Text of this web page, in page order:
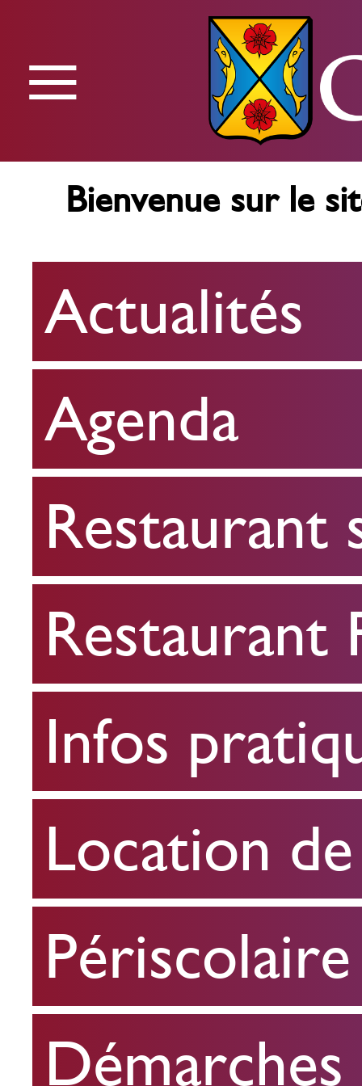
Menu
Actualités
Agenda
Restaurant
scolaire
Restaurant
FPA
Infos
pratiques
Location
de
salle
Périscolaire
≡
Bienvenue sur le
Actualités
Agenda
Restaurant
Restaurant
Infos
Location
Périscolaire